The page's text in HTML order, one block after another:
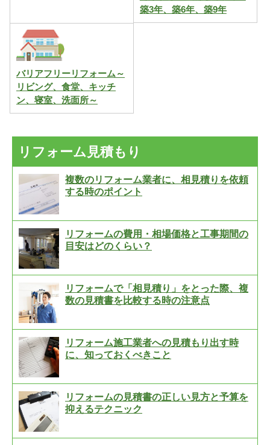
築3年、築6年、築9年
バリアフリーリフォーム～
リビング、食堂、キッチ
ン、寝室、洗面所～
リフォーム見積もり
複数のリフォーム業者に、相見積りを依頼
する時のポイント
リフォームの費用・相場価格と工事期間の
目安はどのくらい？
リフォームで「相見積り」をとった際、複
数の見積書を比較する時の注意点
リフォーム施工業者への見積もり出す時
に、知っておくべきこと
リフォームの見積書の正しい見方と予算を
抑えるテクニック